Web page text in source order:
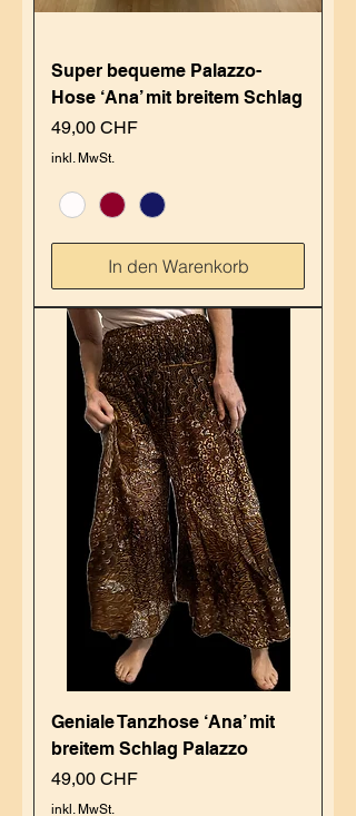
Super bequeme Palazzo-
Hose ‘Ana’ mit breitem Schlag
Preis
49,00 CHF
inkl. MwSt.
In den Warenkorb
Geniale Tanzhose ‘Ana’ mit
breitem Schlag Palazzo
Preis
49,00 CHF
inkl. MwSt.